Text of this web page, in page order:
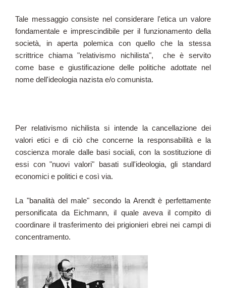
Tale messaggio consiste nel considerare l'etica un valore
fondamentale e imprescindibile per il funzionamento della
società, in aperta polemica con quello che la stessa
scrittrice chiama "relativismo nichilista", che è servito
come base e giustificazione delle politiche adottate nel
nome dell'ideologia nazista e/o comunista.
Per relativismo nichilista si intende la cancellazione dei
valori etici e di ciò che concerne la responsabilità e la
coscienza morale dalle basi sociali, con la sostituzione di
essi con "nuovi valori" basati sull'ideologia, gli standard
economici e politici e così via.
La "banalità del male" secondo la Arendt è perfettamente
personificata da Eichmann, il quale aveva il compito di
coordinare il trasferimento dei prigionieri ebrei nei campi di
concentramento.